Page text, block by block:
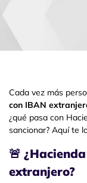
Cada vez más
con IBAN
¿qué pasa con
sancionar? Aquí te
🚨
extranjero?